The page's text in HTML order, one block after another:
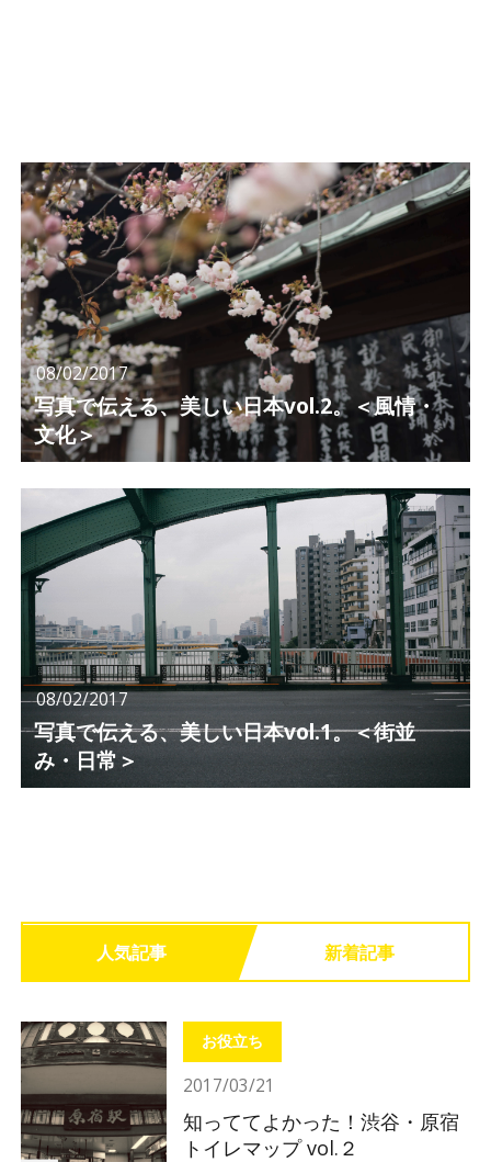
08/02/2017
写真で伝える、美しい日本vol.2。＜風情・
文化＞
08/02/2017
写真で伝える、美しい日本vol.1。＜街並
み・日常＞
人気記事 新着記事
お役立ち
2017/03/21
知っててよかった！渋谷・原宿
トイレマップ vol.２